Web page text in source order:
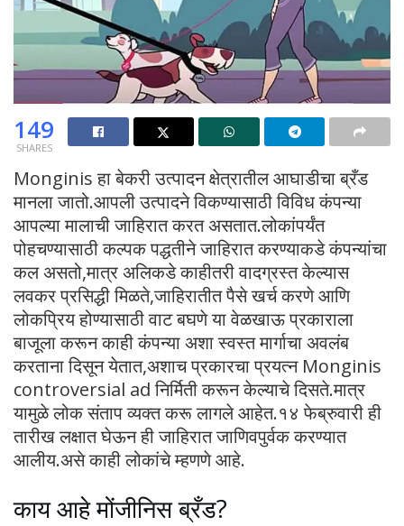
149
SHARES
Monginis हा बेकरी उत्पादन क्षेत्रातील आघाडीचा ब्रँड
मानला जातो.आपली उत्पादने विकण्यासाठी विविध कंपन्या
आपल्या मालाची जाहिरात करत असतात.लोकांपर्यंत
पोहचण्यासाठी कल्पक पद्धतीने जाहिरात करण्याकडे कंपन्यांचा
कल असतो,मात्र अलिकडे काहीतरी वादग्रस्त केल्यास
लवकर प्रसिद्धी मिळते,जाहिरातीत पैसे खर्च करणे आणि
लोकप्रिय होण्यासाठी वाट बघणे या वेळखाऊ प्रकाराला
बाजूला करून काही कंपन्या अशा स्वस्त मार्गाचा अवलंब
करताना दिसून येतात,अशाच प्रकारचा प्रयत्न Monginis
controversial ad निर्मिती करून केल्याचे दिसते.मात्र
यामुळे लोक संताप व्यक्त करू लागले आहेत.१४ फेब्रुवारी ही
तारीख लक्षात घेऊन ही जाहिरात जाणिवपुर्वक करण्यात
आलीय.असे काही लोकांचे म्हणणे आहे.
काय आहे मोंजीनिस ब्रँड?